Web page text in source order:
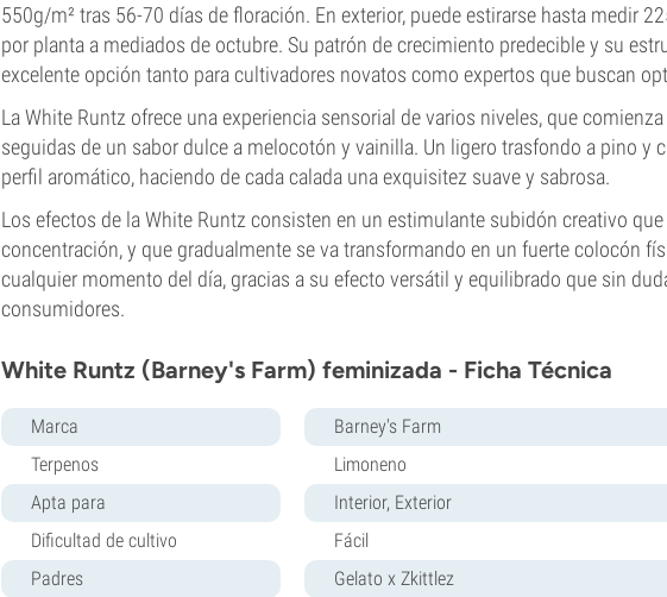
550g/m² tras 56-70 días de floración. En exterior, puede estirarse hasta medir
por planta a mediados de octubre. Su patrón de crecimiento predecible y su
excelente opción tanto para cultivadores novatos como expertos que buscan
La White Runtz ofrece una experiencia sensorial de varios niveles, que
seguidas de un sabor dulce a melocotón y vainilla. Un ligero trasfondo a pino y
perfil aromático, haciendo de cada calada una exquisitez suave y sabrosa.
Los efectos de la White Runtz consisten en un estimulante subidón creativo
concentración, y que gradualmente se va transformando en un fuerte colocón
cualquier momento del día, gracias a su efecto versátil y equilibrado que sin
consumidores.
White Runtz (Barney's Farm) feminizada - Ficha Técnica
Marca
Barney's Farm
Terpenos
Limoneno
Apta para
Interior, Exterior
Dificultad de cultivo
Fácil
Padres
Gelato x Zkittlez